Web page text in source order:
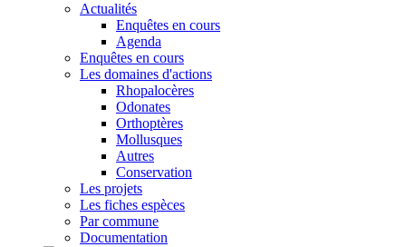
Actualités
Enquêtes en cours
Agenda
Enquêtes en cours
Les domaines d'actions
Rhopalocères
Odonates
Orthoptères
Mollusques
Autres
Conservation
Les projets
Les fiches espèces
Par commune
Documentation